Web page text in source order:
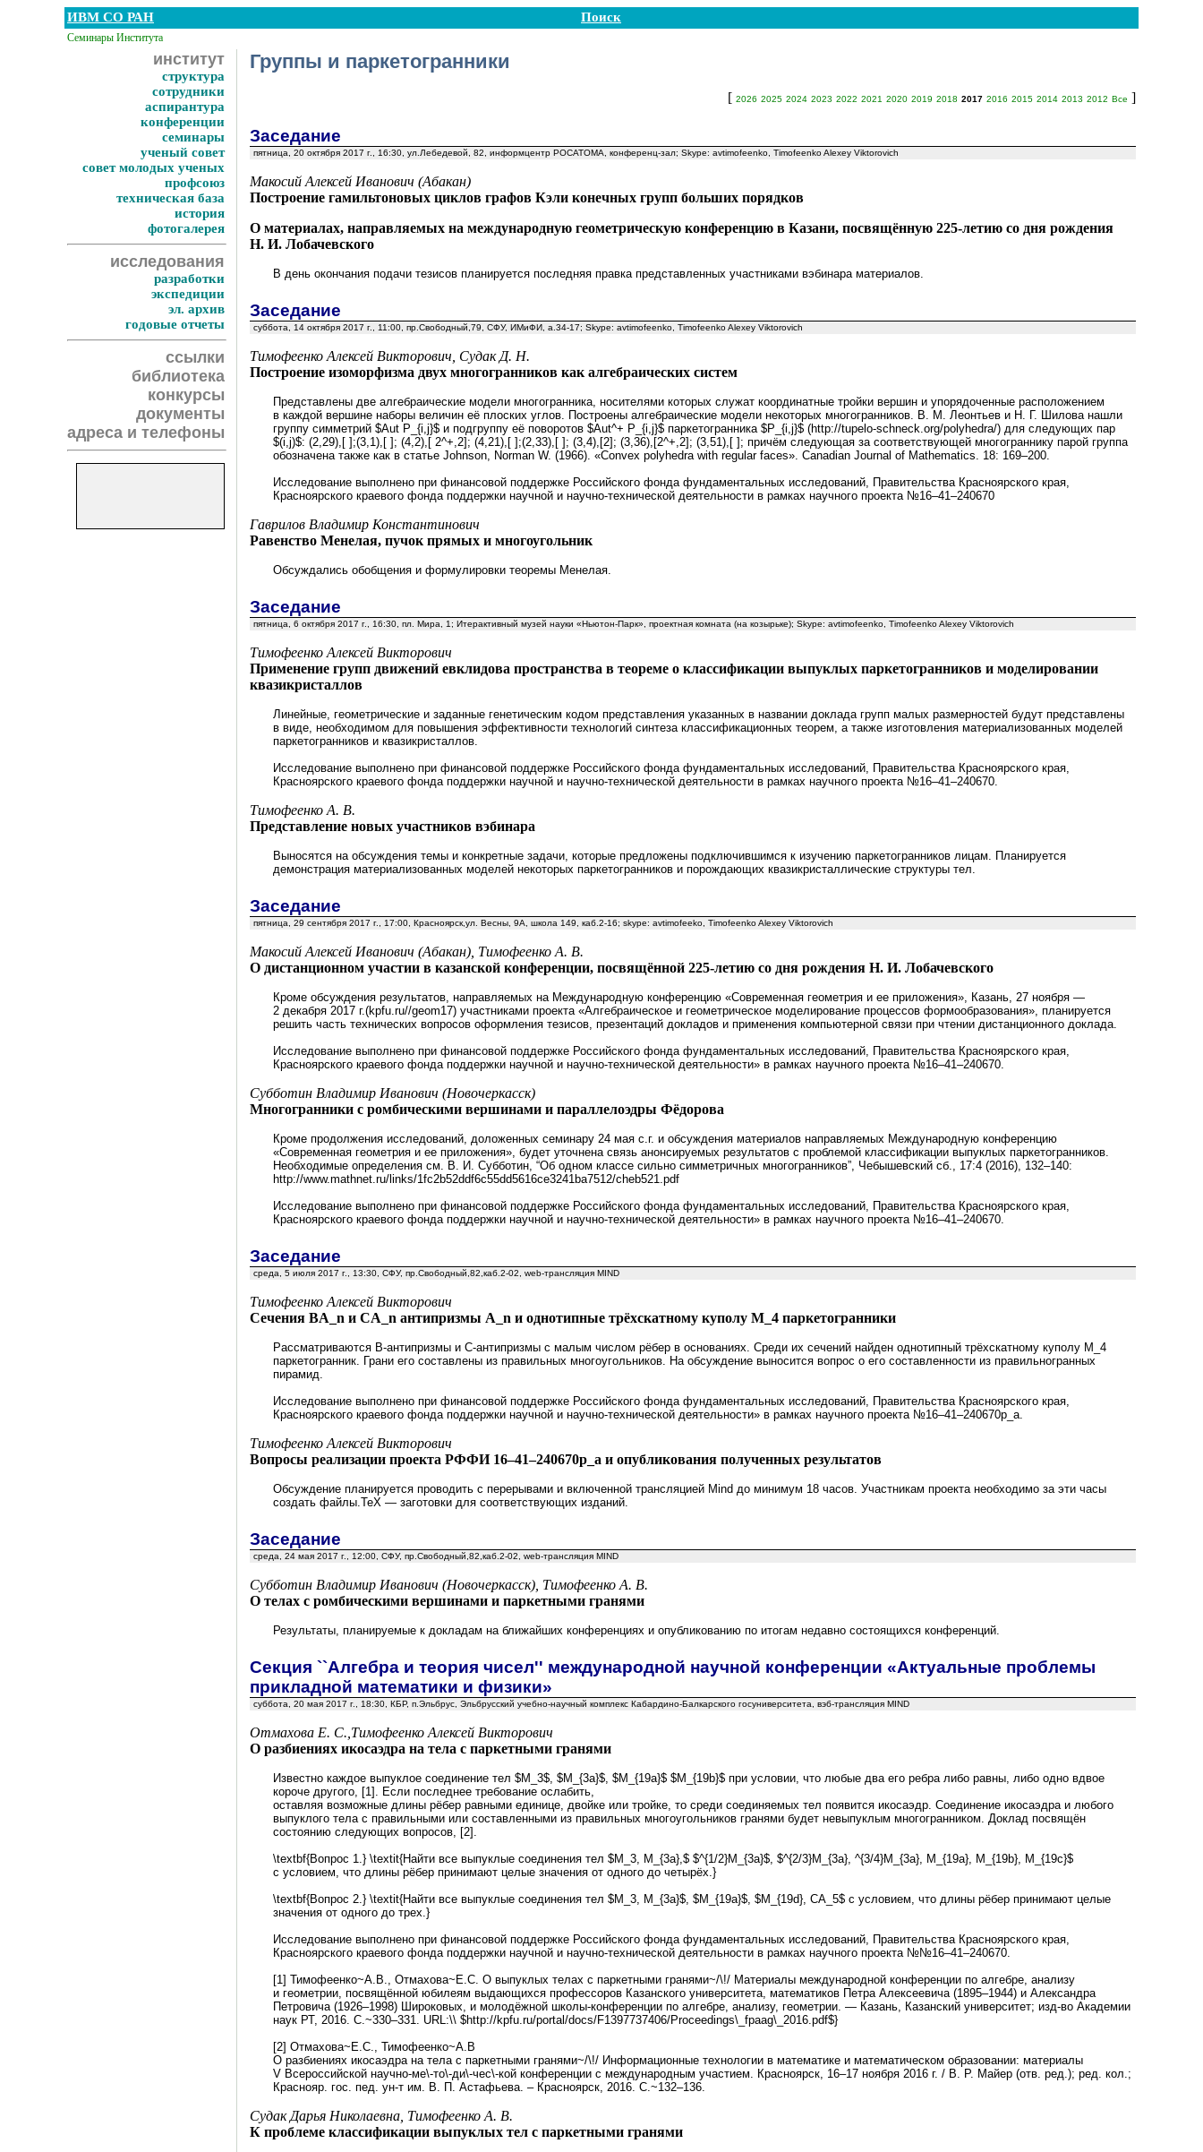
ИВМ СО РАН Поиск
Семинары Института
институт
структура
сотрудники
аспирантура
конференции
семинары
ученый совет
совет молодых ученых
профсоюз
техническая база
история
фотогалерея
исследования
разработки
экспедиции
эл. архив
годовые отчеты
ссылки
библиотека
конкурсы
документы
адреса и телефоны
Группы и паркетогранники
[ 2026 2025 2024 2023 2022 2021 2020 2019 2018 2017 2016 2015 2014 2013 2012 Все ]
Заседание
пятница, 20 октября 2017 г., 16:30, ул.Лебедевой, 82, информцентр РОСАТОМА, конференц-зал; Skype: avtimofeenko, Timofeenko Alexey Viktorovich
Макосий Алексей Иванович (Абакан)
Построение гамильтоновых циклов графов Кэли конечных групп больших порядков
О материалах, направляемых на международную геометрическую конференцию в Казани, посвящённую 225-летию со дня рождения
Н. И. Лобачевского
В день окончания подачи тезисов планируется последняя правка представленных участниками вэбинара материалов.
Заседание
суббота, 14 октября 2017 г., 11:00, пр.Свободный,79, СФУ, ИМиФИ, а.34-17; Skype: avtimofeenko, Timofeenko Alexey Viktorovich
Тимофеенко Алексей Викторович, Судак Д. Н.
Построение изоморфизма двух многогранников как алгебраических систем
Представлены две алгебраические модели многогранника, носителями которых служат координатные тройки вершин и упорядоченные расположением
в каждой вершине наборы величин её плоских углов. Построены алгебраические модели некоторых многогранников. В. М. Леонтьев и Н. Г. Шилова нашли
группу симметрий $Aut P_{i,j}$ и подгруппу её поворотов $Aut^+ P_{i,j}$ паркетогранника $P_{i,j}$ (http://tupelo-schneck.org/polyhedra/) для следующих пар
$(i,j)$: (2,29),[ ];(3,1),[ ]; (4,2),[ 2^+,2]; (4,21),[ ];(2,33),[ ]; (3,4),[2]; (3,36),[2^+,2]; (3,51),[ ]; причём следующая за соответствующей многограннику парой группа
обозначена также как в статье Johnson, Norman W. (1966). «Convex polyhedra with regular faces». Canadian Journal of Mathematics. 18: 169–200.
Исследование выполнено при финансовой поддержке Российского фонда фундаментальных исследований, Правительства Красноярского края,
Красноярского краевого фонда поддержки научной и научно-технической деятельности в рамках научного проекта №16–41–240670
Гаврилов Владимир Константинович
Равенство Менелая, пучок прямых и многоугольник
Обсуждались обобщения и формулировки теоремы Менелая.
Заседание
пятница, 6 октября 2017 г., 16:30, пл. Мира, 1; Итерактивный музей науки «Ньютон-Парк», проектная комната (на козырьке); Skype: avtimofeenko, Timofeenko Alexey Viktorovich
Тимофеенко Алексей Викторович
Применение групп движений евклидова пространства в теореме о классификации выпуклых паркетогранников и моделировании
квазикристаллов
Линейные, геометрические и заданные генетическим кодом представления указанных в названии доклада групп малых размерностей будут представлены
в виде, необходимом для повышения эффективности технологий синтеза классификационных теорем, а также изготовления материализованных моделей
паркетогранников и квазикристаллов.
Исследование выполнено при финансовой поддержке Российского фонда фундаментальных исследований, Правительства Красноярского края,
Красноярского краевого фонда поддержки научной и научно-технической деятельности в рамках научного проекта №16–41–240670.
Тимофеенко А. В.
Представление новых участников вэбинара
Выносятся на обсуждения темы и конкретные задачи, которые предложены подключившимся к изучению паркетогранников лицам. Планируется
демонстрация материализованных моделей некоторых паркетогранников и порождающих квазикристаллические структуры тел.
Заседание
пятница, 29 сентября 2017 г., 17:00, Красноярск,ул. Весны, 9А, школа 149, каб.2-16; skype: avtimofeeko, Timofeenko Alexey Viktorovich
Макосий Алексей Иванович (Абакан), Тимофеенко А. В.
О дистанционном участии в казанской конференции, посвящённой 225-летию со дня рождения Н. И. Лобачевского
Кроме обсуждения результатов, направляемых на Международную конференцию «Современная геометрия и ее приложения», Казань, 27 ноября —
2 декабря 2017 г.(kpfu.ru//geom17) участниками проекта «Алгебраическое и геометрическое моделирование процессов формообразования», планируется
решить часть технических вопросов оформления тезисов, презентаций докладов и применения компьютерной связи при чтении дистанционного доклада.
Исследование выполнено при финансовой поддержке Российского фонда фундаментальных исследований, Правительства Красноярского края,
Красноярского краевого фонда поддержки научной и научно-технической деятельности» в рамках научного проекта №16–41–240670.
Субботин Владимир Иванович (Новочеркасск)
Многогранники с ромбическими вершинами и параллелоэдры Фёдорова
Кроме продолжения исследований, доложенных семинару 24 мая с.г. и обсуждения материалов направляемых Международную конференцию
«Современная геометрия и ее приложения», будет уточнена связь анонсируемых результатов с проблемой классификации выпуклых паркетогранников.
Необходимые определения см. В. И. Субботин, “Об одном классе сильно симметричных многогранников”, Чебышевский сб., 17:4 (2016), 132–140:
http://www.mathnet.ru/links/1fc2b52ddf6c55dd5616ce3241ba7512/cheb521.pdf
Исследование выполнено при финансовой поддержке Российского фонда фундаментальных исследований, Правительства Красноярского края,
Красноярского краевого фонда поддержки научной и научно-технической деятельности» в рамках научного проекта №16–41–240670.
Заседание
среда, 5 июля 2017 г., 13:30, СФУ, пр.Свободный,82,каб.2-02, web-трансляция MIND
Тимофеенко Алексей Викторович
Сечения BA_n и CA_n антипризмы A_n и однотипные трёхскатному куполу M_4 паркетогранники
Рассматриваются B-антипризмы и С-антипризмы с малым числом рёбер в основаниях. Среди их сечений найден однотипный трёхскатному куполу M_4
паркетогранник. Грани его составлены из правильных многоугольников. На обсуждение выносится вопрос о его составленности из правильногранных
пирамид.
Исследование выполнено при финансовой поддержке Российского фонда фундаментальных исследований, Правительства Красноярского края,
Красноярского краевого фонда поддержки научной и научно-технической деятельности» в рамках научного проекта №16–41–240670р_а.
Тимофеенко Алексей Викторович
Вопросы реализации проекта РФФИ 16–41–240670р_а и опубликования полученных результатов
Обсуждение планируется проводить с перерывами и включенной трансляцией Mind до минимум 18 часов. Участникам проекта необходимо за эти часы
создать файлы.ТеХ — заготовки для соответствующих изданий.
Заседание
среда, 24 мая 2017 г., 12:00, СФУ, пр.Свободный,82,каб.2-02, web-трансляция MIND
Субботин Владимир Иванович (Новочеркасск), Тимофеенко А. В.
О телах с ромбическими вершинами и паркетными гранями
Результаты, планируемые к докладам на ближайших конференциях и опубликованию по итогам недавно состоящихся конференций.
Секция ``Алгебра и теория чисел'' международной научной конференции «Актуальные проблемы
прикладной математики и физики»
суббота, 20 мая 2017 г., 18:30, КБР, п.Эльбрус, Эльбрусский учебно-научный комплекс Кабардино-Балкарского госуниверситета, вэб-трансляция MIND
Отмахова Е. С.,Тимофеенко Алексей Викторович
О разбиениях икосаэдра на тела с паркетными гранями
Известно каждое выпуклое соединение тел $M_3$, $M_{3a}$, $M_{19a}$ $M_{19b}$ при условии, что любые два его ребра либо равны, либо одно вдвое
короче другого, [1]. Если последнее требование ослабить,
оставляя возможные длины рёбер равными единице, двойке или тройке, то среди соединяемых тел появится икосаэдр. Соединение икосаэдра и любого
выпуклого тела с правильными или составленными из правильных многоугольников гранями будет невыпуклым многогранником. Доклад посвящён
состоянию следующих вопросов, [2].
\textbf{Вопрос 1.} \textit{Найти все выпуклые соединения тел $M_3, M_{3a},$ $^{1/2}M_{3a}$, $^{2/3}M_{3a}, ^{3/4}M_{3a}, M_{19a}, M_{19b}, M_{19c}$
с условием, что длины рёбер принимают целые значения от одного до четырёх.}
\textbf{Вопрос 2.} \textit{Найти все выпуклые соединения тел $M_3, M_{3a}$, $M_{19a}$, $M_{19d}, CA_5$ с условием, что длины рёбер принимают целые
значения от одного до трех.}
Исследование выполнено при финансовой поддержке Российского фонда фундаментальных исследований, Правительства Красноярского края,
Красноярского краевого фонда поддержки научной и научно-технической деятельности в рамках научного проекта №№16–41–240670.
[1] Тимофеенко~А.В., Отмахова~Е.С. О выпуклых телах с паркетными гранями~/\!/ Материалы международной конференции по алгебре, анализу
и геометрии, посвящённой юбилеям выдающихся профессоров Казанского университета, математиков Петра Алексеевича (1895–1944) и Александра
Петровича (1926–1998) Широковых, и молодёжной школы-конференции по алгебре, анализу, геометрии. — Казань, Казанский университет; изд-во Академии
наук РТ, 2016. С.~330–331. URL:\\ $http://kpfu.ru/portal/docs/F1397737406/Proceedings\_fpaag\_2016.pdf$}
[2] Отмахова~Е.С., Тимофеенко~А.В
О разбиениях икосаэдра на тела с паркетными гранями~/\!/ Информационные технологии в математике и математическом образовании: материалы
V Всероссийской научно-ме\-то\-ди\-чес\-кой конференции с международным участием. Красноярск, 16–17 ноября 2016 г. / В. Р. Майер (отв. ред.); ред. кол.;
Краснояр. гос. пед. ун-т им. В. П. Астафьева. – Красноярск, 2016. C.~132–136.
Судак Дарья Николаевна, Тимофеенко А. В.
К проблеме классификации выпуклых тел с паркетными гранями